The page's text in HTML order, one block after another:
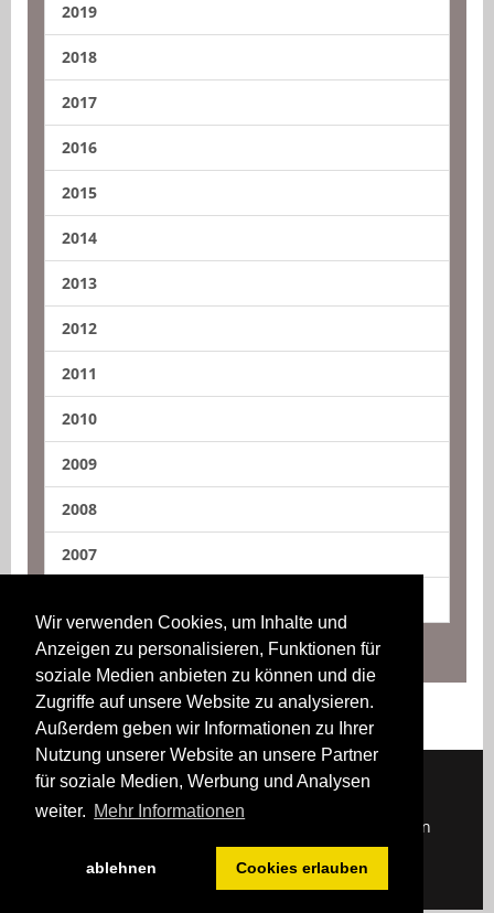
Wir verwenden Cookies, um Inhalte und
Anzeigen zu personalisieren, Funktionen für
soziale Medien anbieten zu können und die
Zugriffe auf unsere Website zu analysieren.
Außerdem geben wir Informationen zu Ihrer
Nutzung unserer Website an unsere Partner
für soziale Medien, Werbung und Analysen
weiter. Mehr Informationen
ablehnen Cookies erlauben
2019
2018
2017
2016
2015
2014
2013
2012
2011
2010
2009
2008
2007
Downloads Impressum Login